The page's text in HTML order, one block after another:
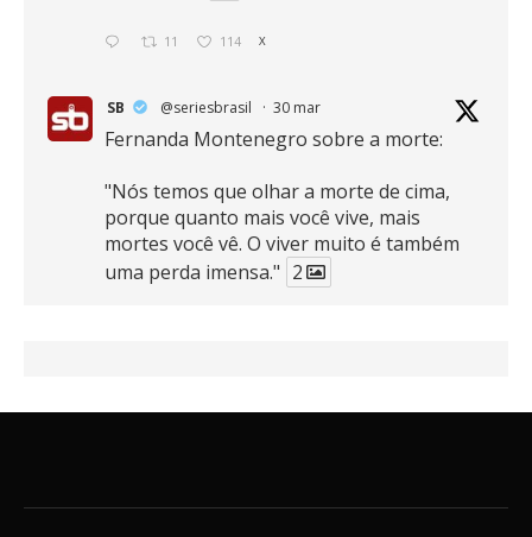
11 114 X
SB @seriesbrasil · 30 mar
Fernanda Montenegro sobre a morte:
"Nós temos que olhar a morte de cima,
porque quanto mais você vive, mais
mortes você vê. O viver muito é também
uma perda imensa." 2
16 389 X